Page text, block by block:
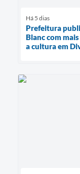
Há 5 dias
Prefeitura
Blanc com
a cultura em